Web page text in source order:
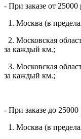
- При заказе от 25000
1. Москва (в
2. Московская
за каждый км.;
3. Московская
за каждый км.;
- При заказе до 25000
1. Москва (в